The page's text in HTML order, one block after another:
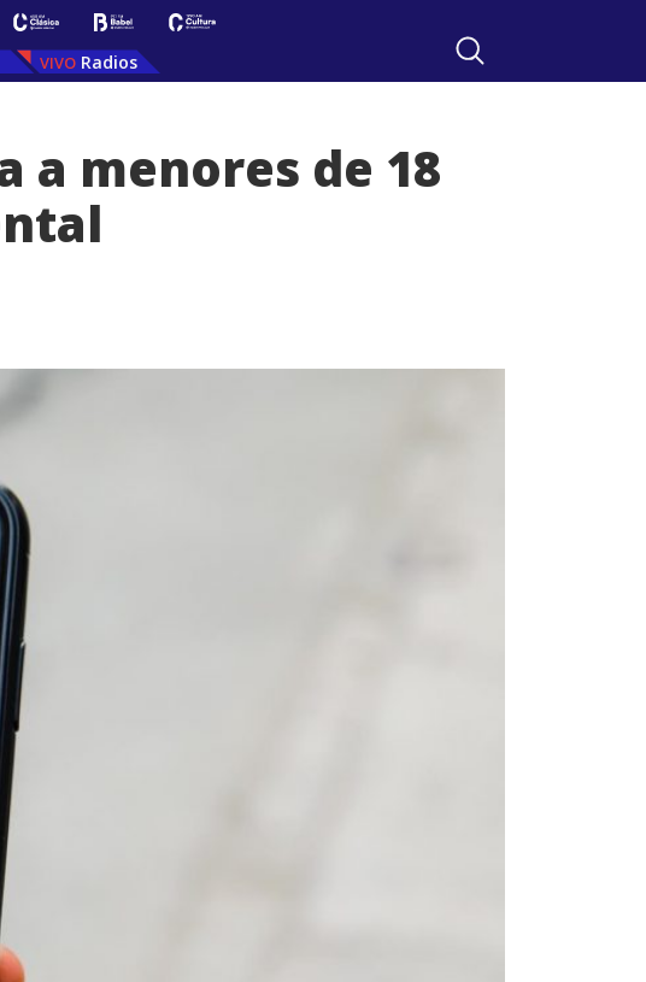
Radios
a menores de 18